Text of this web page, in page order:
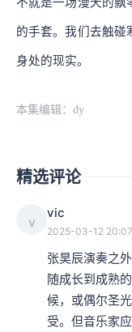
的手套。我们去触碰
身处的现实。
本集编辑：dy
精选评论
v
vic
2025-03-12
张昊辰演奏之
随成长到成熟
候，或偶尔圣
受。但音乐家